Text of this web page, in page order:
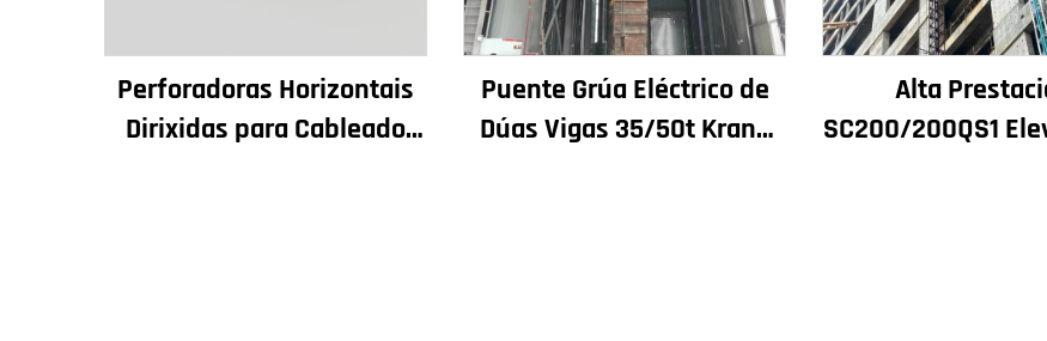
Perforadoras Horizontais
Dirixidas para Cableado
Puente Grúa Eléctrico de
Dúas Vigas 35/50t Krane
Alta
SC200/200QS1